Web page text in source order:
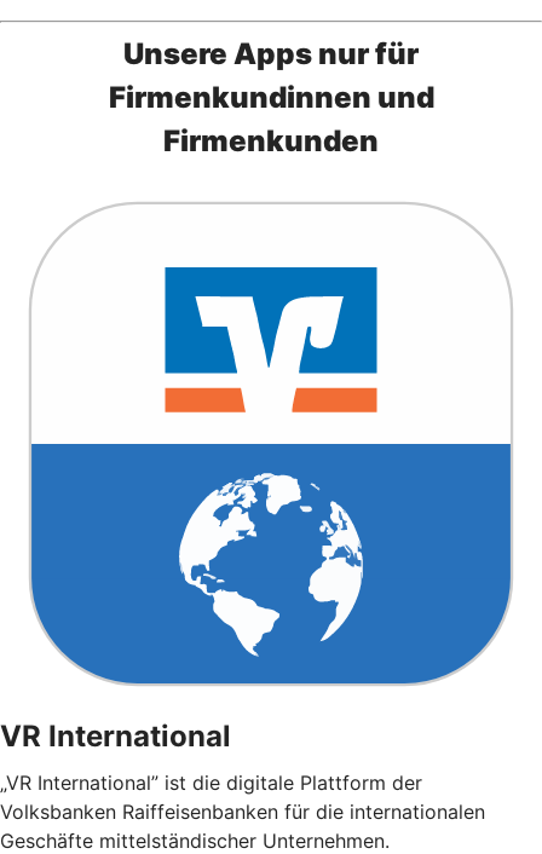
Unsere Apps nur für
Firmenkundinnen und
Firmenkunden
VR International
„VR International” ist die digitale Plattform der
Volksbanken Raiffeisenbanken für die internationalen
Geschäfte mittelständischer Unternehmen.